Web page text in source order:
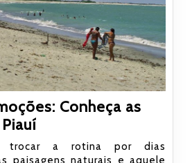
Conheça as
das
trocar a rotina por dias
paisagens naturais e aquele